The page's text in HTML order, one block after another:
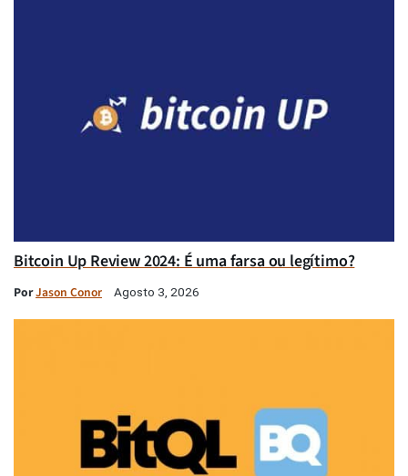
Bitcoin Up Review 2024: É uma farsa ou legítimo?
PorJason Conor Agosto 3, 2026